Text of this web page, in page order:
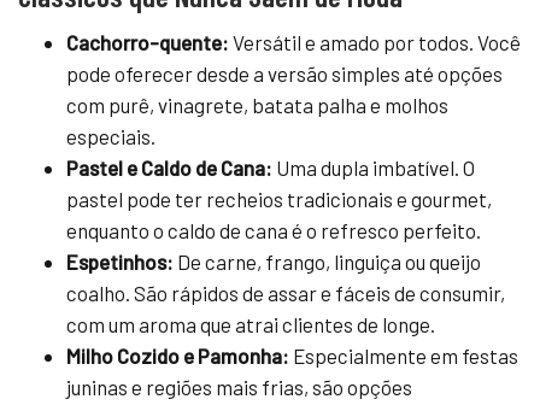
Cachorro-quente: Versátil e amado por todos. Você
pode oferecer desde a versão simples até opções
com purê, vinagrete, batata palha e molhos
especiais.
Pastel e Caldo de Cana: Uma dupla imbatível. O
pastel pode ter recheios tradicionais e gourmet,
enquanto o caldo de cana é o refresco perfeito.
Espetinhos: De carne, frango, linguiça ou queijo
coalho. São rápidos de assar e fáceis de consumir,
com um aroma que atrai clientes de longe.
Milho Cozido e Pamonha: Especialmente em festas
juninas e regiões mais frias, são opções